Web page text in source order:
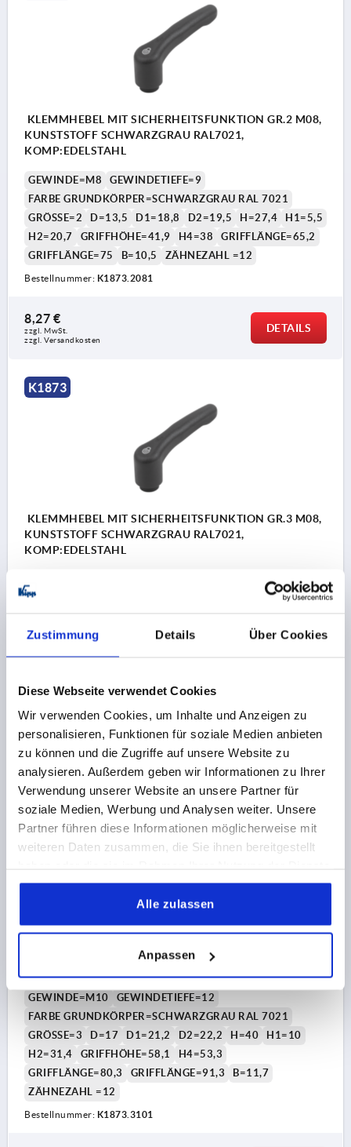
Zustimmung Details Über Cookies
Diese Webseite verwendet Cookies
Wir verwenden Cookies, um Inhalte und Anzeigen zu
personalisieren, Funktionen für soziale Medien anbieten
zu können und die Zugriffe auf unsere Website zu
analysieren. Außerdem geben wir Informationen zu Ihrer
Verwendung unserer Website an unsere Partner für
soziale Medien, Werbung und Analysen weiter. Unsere
Partner führen diese Informationen möglicherweise mit
weiteren Daten zusammen, die Sie ihnen bereitgestellt
gesammelt haben.
Alle zulassen
Anpassen
KLEMMHEBEL MIT SICHERHEITSFUNKTION GR.2 M08,
KUNSTSTOFF SCHWARZGRAU RAL7021,
KOMP:EDELSTAHL
GEWINDE=M8
GEWINDETIEFE=9
FARBE GRUNDKÖRPER=SCHWARZGRAU RAL 7021
GRÖSSE=2
D=13,5 D1=18,8 D2=19,5 H=27,4
H1=5,5
H2=20,7
GRIFFHÖHE=41,9 H4=38
GRIFFLÄNGE=65,2
GRIFFLÄNGE=75
B=10,5 ZÄHNEZAHL =12
Bestellnummer: K1873.2081
8,27 €
zzgl. MwSt.
zzgl. Versandkosten
DETAILS
K1873
KLEMMHEBEL MIT SICHERHEITSFUNKTION GR.3 M08,
KUNSTSTOFF SCHWARZGRAU RAL7021,
KOMP:EDELSTAHL
FARBE GRUNDKÖRPER=SCHWARZGRAU RAL 7021
H2=31,4
GRIFFHÖHE=58,1
H4=53,3
GRIFFLÄNGE=80,3
Bestellnummer:K1873.3081
10,22 €
zzgl. MwSt.
zzgl. Versandkosten
K1873
KLEMMHEBEL MIT SICHERHEITSFUNKTION GR.3 M10,
KUNSTSTOFF SCHWARZGRAU RAL7021,
GEWINDE=M10
GEWINDETIEFE=12
FARBE GRUNDKÖRPER=SCHWARZGRAU RAL 7021
GRÖSSE=3
D=17 D1=21,2 D2=22,2 H=40
H1=10
H2=31,4
GRIFFHÖHE=58,1
H4=53,3
GRIFFLÄNGE=80,3
GRIFFLÄNGE=91,3
B=11,7
ZÄHNEZAHL =12
Bestellnummer: K1873.3101